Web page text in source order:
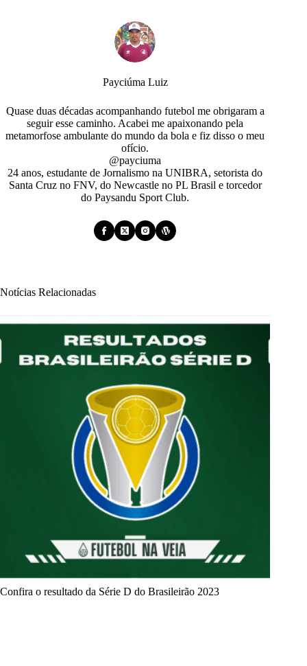
Payciúma Luiz
Quase duas décadas acompanhando futebol me obrigaram a
seguir esse caminho. Acabei me apaixonando pela
metamorfose ambulante do mundo da bola e fiz disso o meu
ofício.
@payciuma
24 anos, estudante de Jornalismo na UNIBRA, setorista do
Santa Cruz no FNV, do Newcastle no PL Brasil e torcedor
do Paysandu Sport Club.
Notícias Relacionadas
Confira o resultado da Série D do Brasileirão 2023